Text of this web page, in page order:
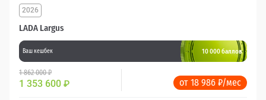
LADA Largus
2026
Ваш кешбек 10 000 баллов
1 862 000 ₽
1 353 600 ₽ от 18 986 ₽/мес